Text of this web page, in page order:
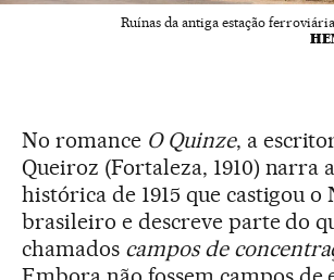
Ruínas da antiga estação
No romance O Quinze, a
Queiroz (Fortaleza, 1910) narra
histórica de 1915 que castigou o
brasileiro e descreve parte do
chamados campos de